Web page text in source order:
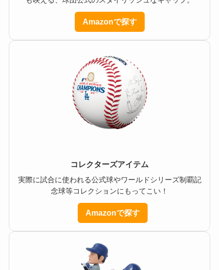
Amazonで探す
コレクターズアイテム
実際に試合に使われる公式球やワールドシリーズ制覇記
念球等コレクションにもってこい！
Amazonで探す